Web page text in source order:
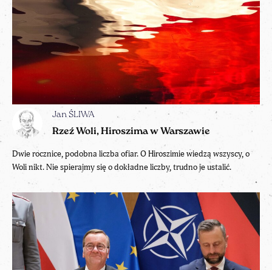
Jan ŚLIWA
Rzeź Woli, Hiroszima w Warszawie
Dwie rocznice, podobna liczba ofiar. O Hiroszimie wiedzą wszyscy, o
Woli nikt. Nie spierajmy się o dokładne liczby, trudno je ustalić.